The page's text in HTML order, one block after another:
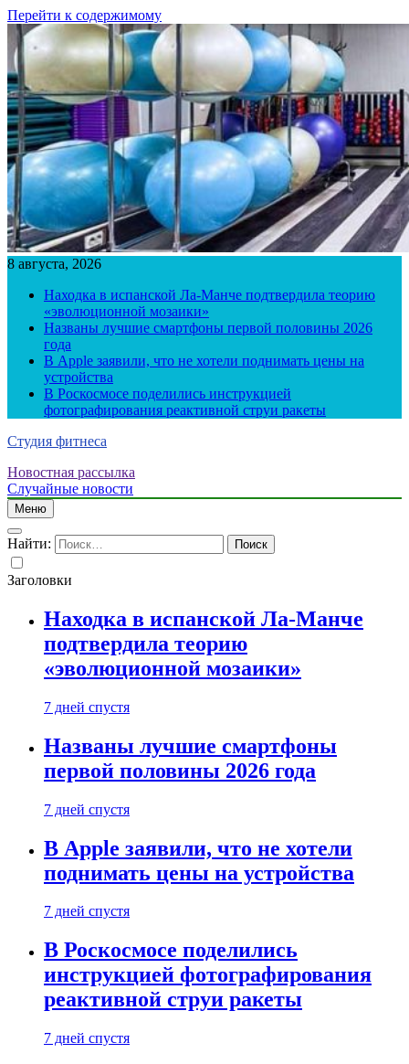
Перейти к содержимому
8 августа, 2026
Находка в испанской Ла-Манче подтвердила теорию
«эволюционной мозаики»
Названы лучшие смартфоны первой половины 2026
года
В Apple заявили, что не хотели поднимать цены на
устройства
В Роскосмосе поделились инструкцией
фотографирования реактивной струи ракеты
Студия фитнеса
Новостная рассылка
Случайные новости
Меню
Найти:
Заголовки
Находка в испанской Ла-Манче
подтвердила теорию
«эволюционной мозаики»
7 дней спустя
Названы лучшие смартфоны
первой половины 2026 года
7 дней спустя
В Apple заявили, что не хотели
поднимать цены на устройства
7 дней спустя
В Роскосмосе поделились
инструкцией фотографирования
реактивной струи ракеты
7 дней спустя